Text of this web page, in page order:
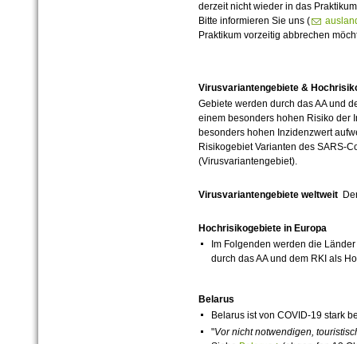
derzeit nicht wieder in das
Bitte informieren Sie uns (
Praktikum vorzeitig abbrechen
Virusvariantengebiete &
Gebiete werden durch das AA und
einem besonders hohen Risiko der
besonders hohen Inzidenzwert
Risikogebiet Varianten des SARS-
(Virusvariantengebiet).
Virusvariantengebiete weltweit
Hochrisikogebiete in Europa
Im Folgenden werden die
durch das AA und dem RKI als
Belarus
Belarus ist von COVID-19stark
"Vor nicht notwendigen,